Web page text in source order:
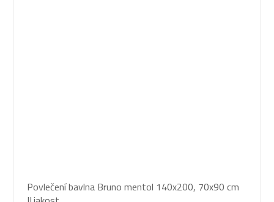
Povlečení bavlna Bruno mentol 140x200, 70x90 cm